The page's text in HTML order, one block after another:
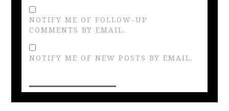
NOTIFY ME OF FOLLOW-UP
COMMENTS BY EMAIL.
NOTIFY ME OF NEW POSTS BY EMAIL.